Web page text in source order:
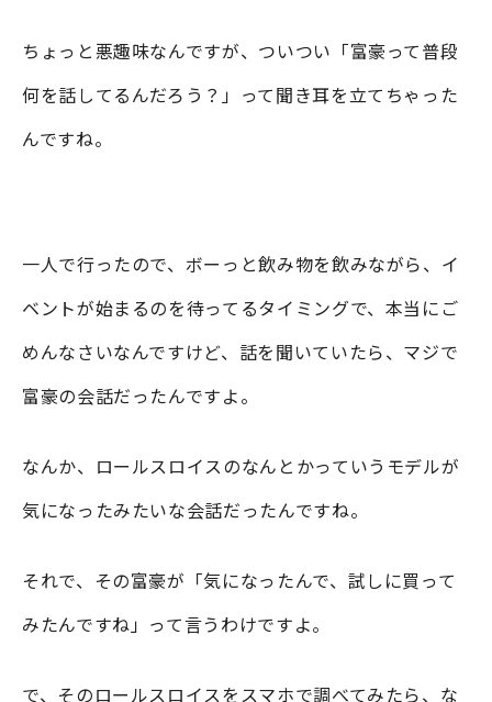
ちょっと悪趣味なんですが、ついつい「富豪って普段
何を話してるんだろう？」って聞き耳を立てちゃった
んですね。
一人で行ったので、ボーっと飲み物を飲みながら、イ
ベントが始まるのを待ってるタイミングで、本当にご
めんなさいなんですけど、話を聞いていたら、マジで
富豪の会話だったんですよ。
なんか、ロールスロイスのなんとかっていうモデルが
気になったみたいな会話だったんですね。
それで、その富豪が「気になったんで、試しに買って
みたんですね」って言うわけですよ。
で、そのロールスロイスをスマホで調べてみたら、な